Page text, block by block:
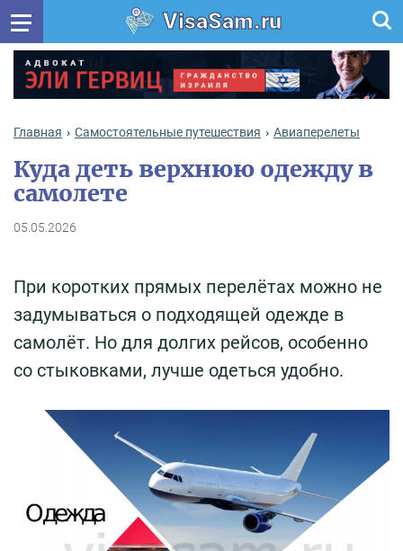
VisaSam.ru
Главная Самостоятельные путешествия Авиаперелеты
Куда деть верхнюю одежду в
самолете
05.05.2026
При коротких прямых перелётах можно не
задумываться о подходящей одежде в
самолёт. Но для долгих рейсов, особенно
со стыковками, лучше одеться удобно.